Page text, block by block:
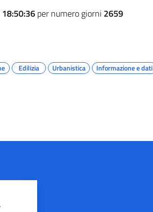
18:50:36per numero giorni 2659
Edilizia Urbanistica
Informazione e dati